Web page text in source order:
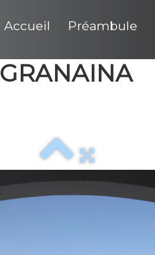
Accueil Préambule
GRANAINA